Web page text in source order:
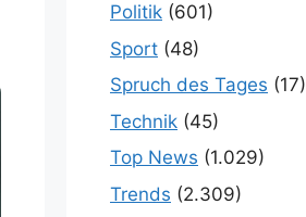
Politik (601)
Sport (48)
Spruch des Tages (17)
Technik (45)
Top News (1.029)
Trends (2.309)